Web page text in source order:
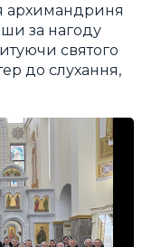
архимандриня
за нагоду
святого
до слухання,